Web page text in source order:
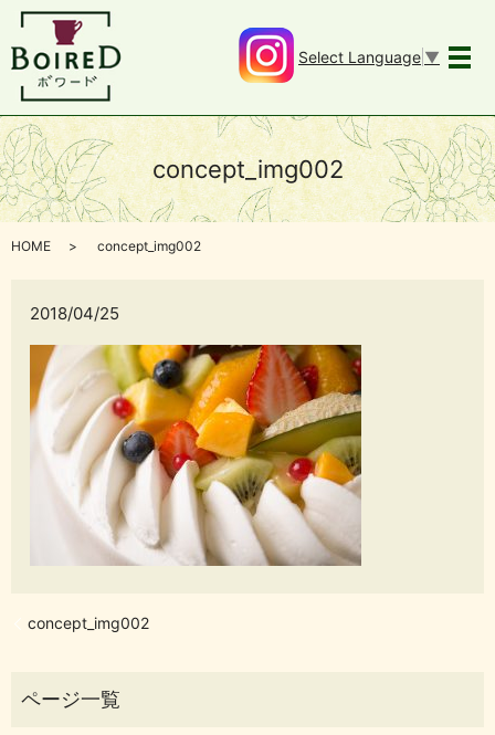
メ
Select Language ▼
concept_img002
HOME concept_img002
2018/04/25
concept_img002